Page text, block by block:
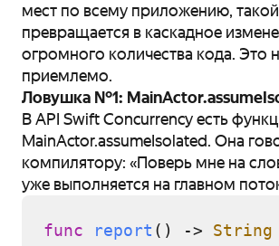
мест по всему приложению,
превращается в каскадное
огромного количества кода. Это
приемлемо.
Ловушка №1:
В API Swift Concurrency есть
MainActor.assumeIsolated. Она
компилятору: «Поверь мне на
уже выполняется на главном
func report () -> String